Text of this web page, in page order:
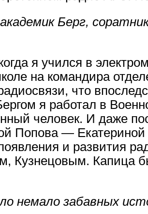
Берг,
я учился в
на командира
что
я работал в
человек. И даже
Попова — Екатериной
и развития
Кузнецовым. Капица
немало забавных